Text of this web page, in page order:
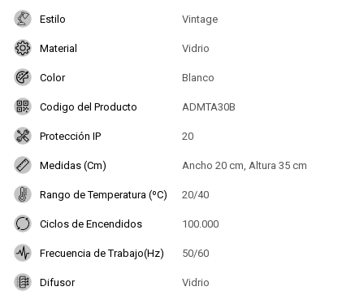
Estilo Vintage
Material Vidrio
Color Blanco
Codigo del Producto ADMTA30B
Protección IP 20
Medidas (Cm) Ancho 20 cm, Altura 35 cm
Rango de Temperatura (ºC) 20/40
Ciclos de Encendidos 100.000
Frecuencia de Trabajo(Hz) 50/60
Difusor Vidrio